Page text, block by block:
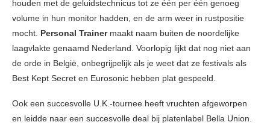
houden met de geluidstechnicus tot ze één per één genoeg
volume in hun monitor hadden, en de arm weer in rustpositie
mocht. Personal Trainer maakt naam buiten de noordelijke
laagvlakte genaamd Nederland. Voorlopig lijkt dat nog niet aan
de orde in België, onbegrijpelijk als je weet dat ze festivals als
Best Kept Secret en Eurosonic hebben plat gespeeld.
Ook een succesvolle U.K.-tournee heeft vruchten afgeworpen
en leidde naar een succesvolle deal bij platenlabel Bella Union.